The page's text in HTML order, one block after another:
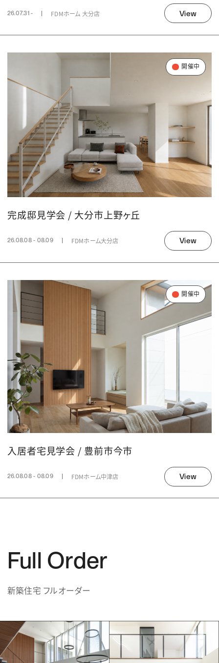
26.07.31 - FDMホーム 大分店 View
開催中
完成邸見学会 / 大分市上野ヶ丘
26.08.08 - 08.09 FDMホーム大分店 View
開催中
入居者宅見学会 / 豊前市今市
26.08.08 - 08.09 FDMホーム中津店 View
Full Order
新築住宅 フルオーダー